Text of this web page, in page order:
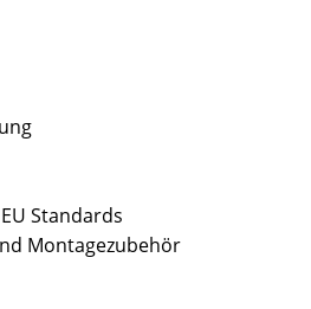
Standards
Montagezubehör